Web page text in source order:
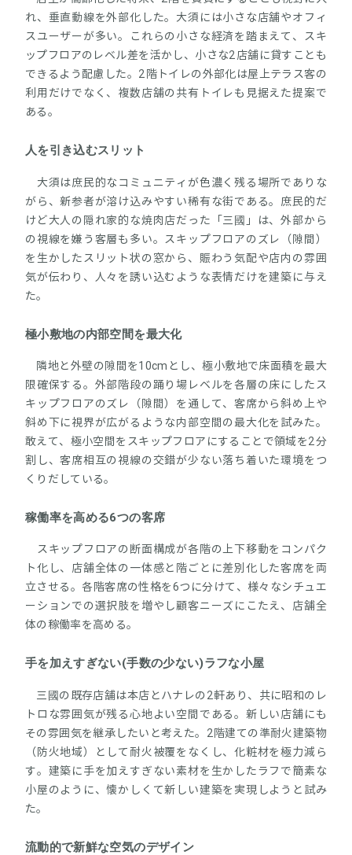
れ、垂直動線を外部化した。大須には小さな店舗やオフィ
スユーザーが多い。これらの小さな経済を踏まえて、スキ
ップフロアのレベル差を活かし、小さな2店舗に貸すことも
できるよう配慮した。2階トイレの外部化は屋上テラス客の
利用だけでなく、複数店舗の共有トイレも見据えた提案で
ある。
人を引き込むスリット
大須は庶民的なコミュニティが色濃く残る場所でありな
がら、新参者が溶け込みやすい稀有な街である。庶民的だ
けど大人の隠れ家的な焼肉店だった「三國」は、外部から
の視線を嫌う客層も多い。スキップフロアのズレ（隙間）
を生かしたスリット状の窓から、賑わう気配や店内の雰囲
気が伝わり、人々を誘い込むような表情だけを建築に与え
た。
極小敷地の内部空間を最大化
隣地と外壁の隙間を10cmとし、極小敷地で床面積を最大
限確保する。外部階段の踊り場レベルを各層の床にしたス
キップフロアのズレ（隙間）を通して、客席から斜め上や
斜め下に視界が広がるような内部空間の最大化を試みた。
敢えて、極小空間をスキップフロアにすることで領域を2分
割し、客席相互の視線の交錯が少ない落ち着いた環境をつ
くりだしている。
稼働率を高める6つの客席
スキップフロアの断面構成が各階の上下移動をコンパク
ト化し、店舗全体の一体感と階ごとに差別化した客席を両
立させる。各階客席の性格を6つに分けて、様々なシチュエ
ーションでの選択肢を増やし顧客ニーズにこたえ、店舗全
体の稼働率を高める。
手を加えすぎない(手数の少ない)ラフな小屋
三國の既存店舗は本店とハナレの2軒あり、共に昭和のレ
トロな雰囲気が残る心地よい空間である。新しい店舗にも
その雰囲気を継承したいと考えた。2階建ての準耐火建築物
（防火地域）として耐火被覆をなくし、化粧材を極力減ら
す。建築に手を加えすぎない素材を生かしたラフで簡素な
小屋のように、懐かしくて新しい建築を実現しようと試み
た。
流動的で新鮮な空気のデザイン